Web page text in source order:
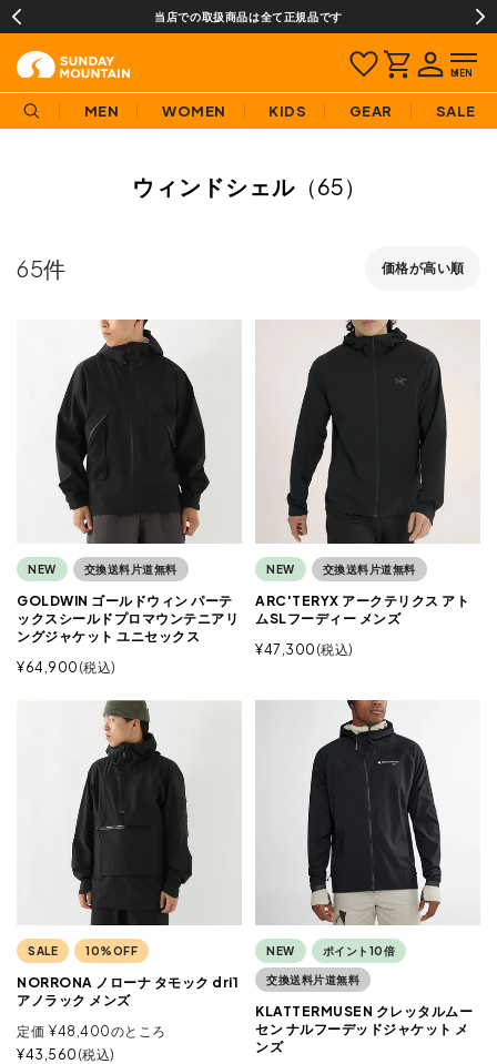
当店での取扱商品は全て正規品です
MEN WOMEN KIDS GEAR SALE
ウィンドシェル（65）
価格が高い順
65
NEW 交換送料片道無料
GOLDWIN ゴールドウィン パーテ
ックスシールドプロマウンテニアリ
ングジャケット ユニセックス
¥64,900 税込
NEW 交換送料片道無料
ARC'TERYX アークテリクス アト
ムSLフーディー メンズ
¥47,300 税込
SALE 10%OFF
NORRONA ノローナ タモック dri1
アノラック メンズ
定価 ¥48,400のところ
¥43,560 税込
NEW ポイント10倍
交換送料片道無料
KLATTERMUSEN クレッタルムー
セン ナルフーデッドジャケット メ
ンズ